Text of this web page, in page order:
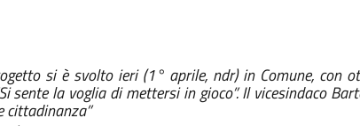
si è svolto ieri (1° aprile, ndr) in Comune, con
sente la voglia di mettersi in gioco”. Il vicesindaco
cittadinanza”